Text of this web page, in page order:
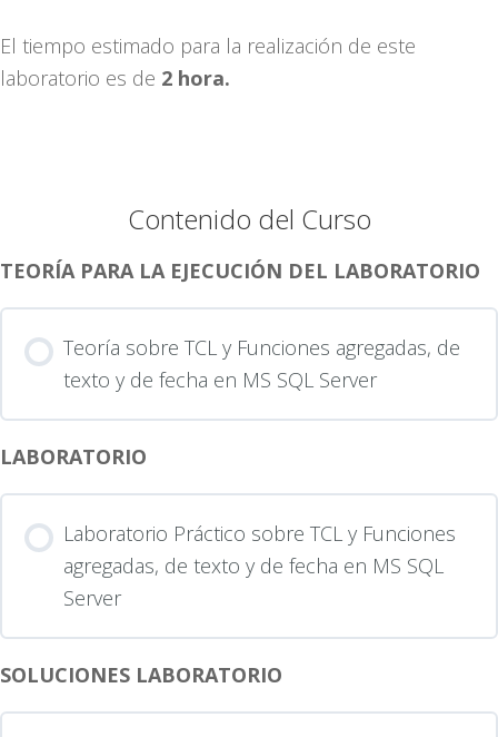
El tiempo estimado para la realización de este
laboratorio es de 2 hora.
Contenido del Curso
TEORÍA PARA LA EJECUCIÓN DEL LABORATORIO
Teoría sobre TCL y Funciones agregadas, de
texto y de fecha en MS SQL Server
LABORATORIO
Laboratorio Práctico sobre TCL y Funciones
agregadas, de texto y de fecha en MS SQL
Server
SOLUCIONES LABORATORIO